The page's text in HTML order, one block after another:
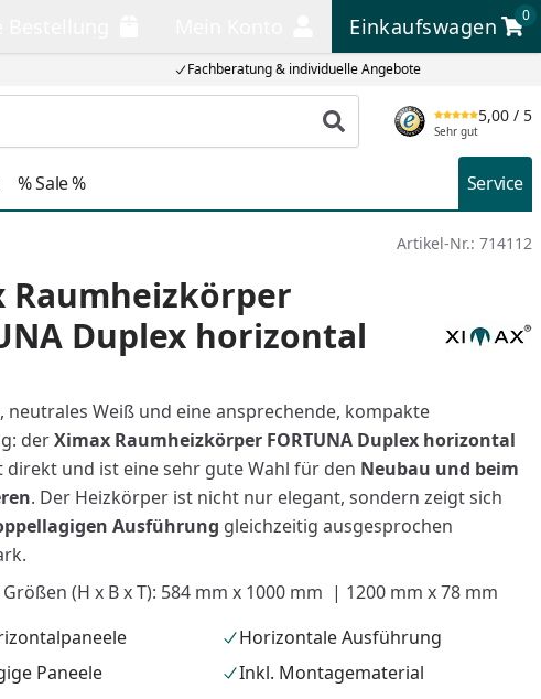
Fachberatung & individuelle Angebote
Einkaufswagen
0
Einkaufswagen
Produkt suchen
5,00 / 5
Sehr gut
% Sale % Service
Artikel-Nr.: 714112
Raumheizkörper
Duplex horizontal
neutrales Weiß und eine ansprechende, kompakte
derXimax Raumheizkörper FORTUNA Duplex horizontal
und ist eine sehr gute Wahl für den Neubau und beim
. Der Heizkörper ist nicht nur elegant, sondern zeigt sich
Ausführung gleichzeitig ausgesprochen
(H x B x T): 584 mm x 1000 mm | 1200 mm x 78 mm
Horizontale Ausführung
Paneele
Inkl. Montagematerial